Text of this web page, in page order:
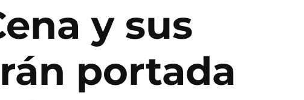
y sus
portada